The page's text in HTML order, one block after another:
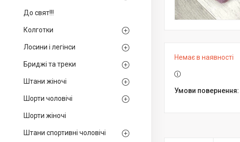
До свят!!!
Колготки
Лосини і легінси
Бриджі та треки
Штани жіночі
Шорти чоловічі
Шорти жіночі
Штани спортивні чоловічі
Немає в наявності